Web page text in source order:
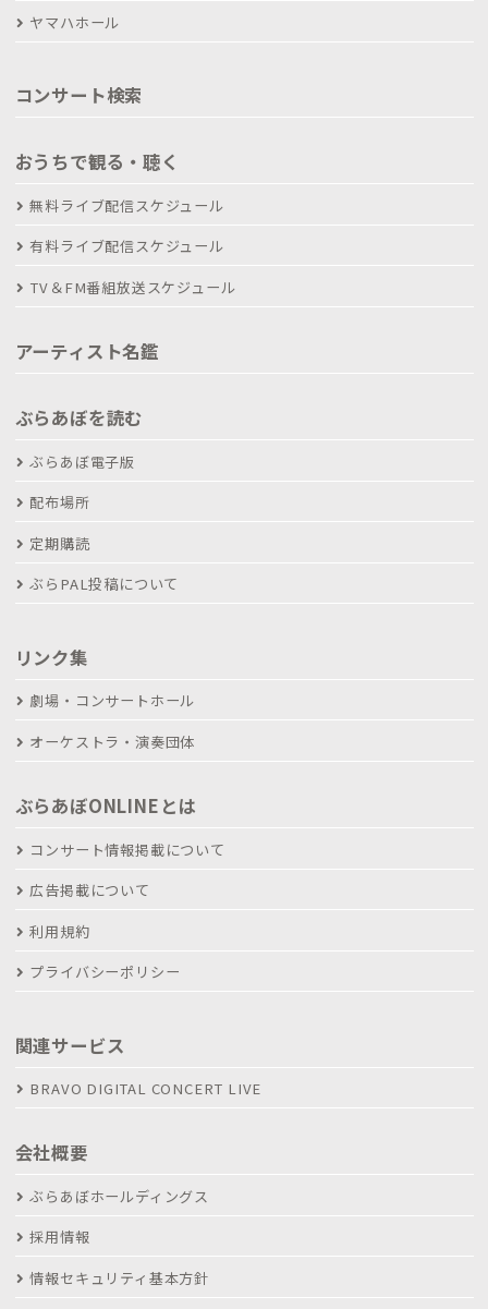
ヤマハホール
コンサート検索
おうちで観る・聴く
無料ライブ配信スケジュール
有料ライブ配信スケジュール
TV＆FM番組放送スケジュール
アーティスト名鑑
ぶらあぼを読む
ぶらあぼ電子版
配布場所
定期購読
ぶらPAL投稿について
リンク集
劇場・コンサートホール
オーケストラ・演奏団体
ぶらあぼONLINEとは
コンサート情報掲載について
広告掲載について
利用規約
プライバシーポリシー
関連サービス
BRAVO DIGITAL CONCERT LIVE
会社概要
ぶらあぼホールディングス
採用情報
情報セキュリティ基本方針